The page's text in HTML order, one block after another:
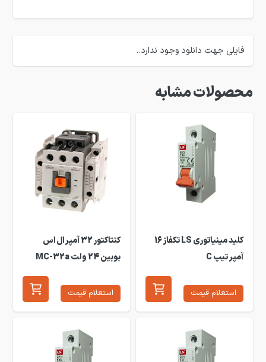
فایلی جهت دانلود وجود ندارد..
محصولات مشابه
کلید مینیاتوری LS تکفاز 16
آمپر تیپ C
استعلام قیمت
کنتاکتور 32 آمپر ال اس
بوبین 24 ولت MC-32a
استعلام قیمت